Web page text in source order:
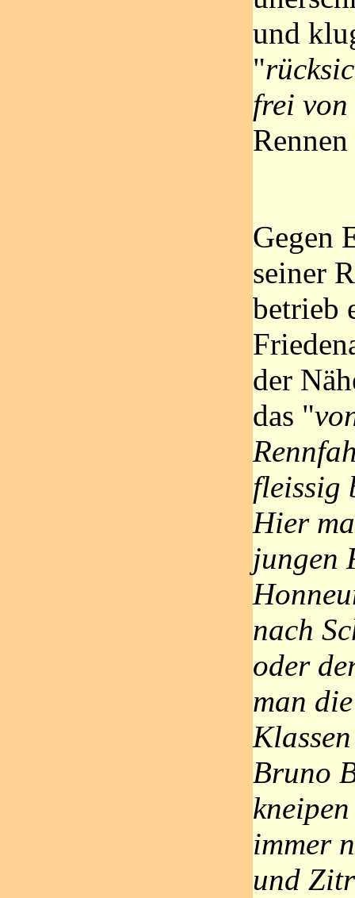
und
"
frei von
Gegen
seiner
betrieb
der
das "
fleissig
Hier
jungen
nach
oder
man
Bruno
immer
und